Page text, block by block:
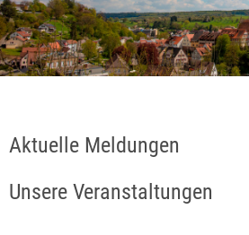
Aktuelle Meldungen
Unsere Veranstaltungen